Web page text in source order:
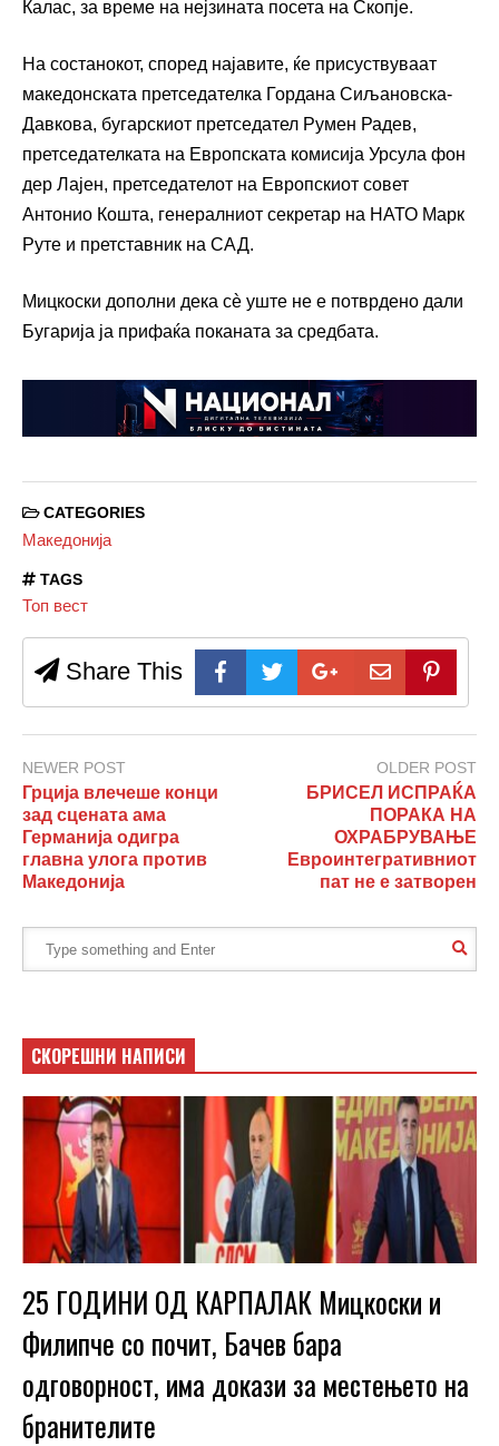
Калас, за време на нејзината посета на Скопје.
На состанокот, според најавите, ќе присуствуваат
македонската претседателка Гордана Сиљановска-
Давкова, бугарскиот претседател Румен Радев,
претседателката на Европската комисија Урсула фон
дер Лајен, претседателот на Европскиот совет
Антонио Кошта, генералниот секретар на НАТО Марк
Руте и претставник на САД.
Мицкоски дополни дека сè уште не е потврдено дали
Бугарија ја прифаќа поканата за средбата.
CATEGORIES
Македонија
TAGS
Топ вест
Share This
NEWER POST
Грција влечеше конци
зад сцената ама
Германија одигра
главна улога против
Македонија
OLDER POST
БРИСЕЛ ИСПРАЌА
ПОРАКА НА
ОХРАБРУВАЊЕ
Евроинтегративниот
пат не е затворен
СКОРЕШНИ НАПИСИ
25 ГОДИНИ ОД КАРПАЛАК Мицкоски и
Филипче со почит, Бачев бара
одговорност, има докази за местењето на
бранителите